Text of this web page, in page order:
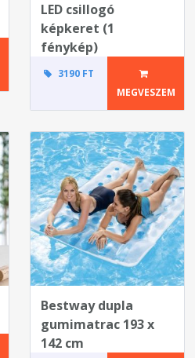
LED csillogó
képkeret (1
fénykép)
3190 FT
MEGVESZEM
Bestway dupla
gumimatrac 193 x
142 cm